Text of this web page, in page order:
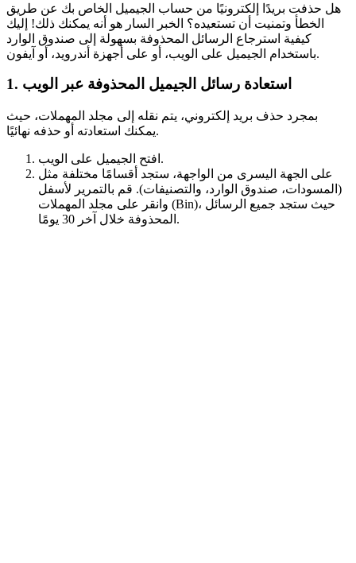
هل حذفت بريدًا إلكترونيًا من حساب الجيميل الخاص بك عن طريق
الخطأ وتمنيت أن تستعيده؟ الخبر السار هو أنه يمكنك ذلك! إليك
كيفية استرجاع الرسائل المحذوفة بسهولة إلى صندوق الوارد
باستخدام الجيميل على الويب، أو على أجهزة أندرويد، أو آيفون.
1. استعادة رسائل الجيميل المحذوفة عبر الويب
بمجرد حذف بريد إلكتروني، يتم نقله إلى مجلد المهملات، حيث
يمكنك استعادته أو حذفه نهائيًا.
افتح الجيميل على الويب.
على الجهة اليسرى من الواجهة، ستجد أقسامًا مختلفة مثل
(المسودات، صندوق الوارد، والتصنيفات). قم بالتمرير لأسفل
وانقر على مجلد المهملات (Bin)، حيث ستجد جميع الرسائل
المحذوفة خلال آخر 30 يومًا.